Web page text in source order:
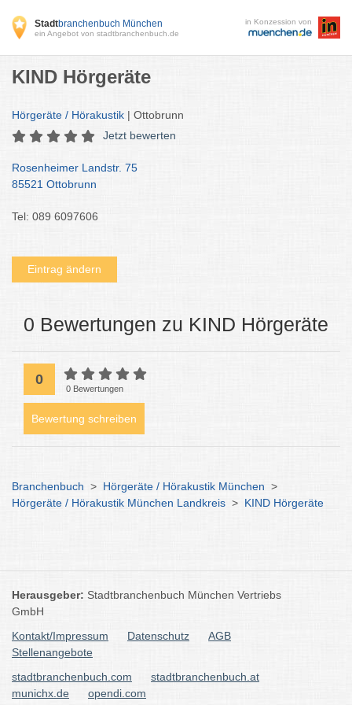
Stadtbranchenbuch München
ein Angebot von stadtbranchenbuch.de
in Konzession von
KIND Hörgeräte
Hörgeräte / Hörakustik | Ottobrunn
Jetzt bewerten
Rosenheimer Landstr. 75
85521 Ottobrunn
Tel: 089 6097606
Eintrag ändern
0 Bewertungen zu KIND Hörgeräte
0
0 Bewertungen
Bewertung schreiben
Branchenbuch > Hörgeräte / Hörakustik München >
Hörgeräte / Hörakustik München Landkreis > KIND Hörgeräte
Herausgeber: Stadtbranchenbuch München Vertriebs
GmbH
Kontakt/Impressum
Datenschutz
AGB
Stellenangebote
stadtbranchenbuch.com
stadtbranchenbuch.at
munichx.de
opendi.com